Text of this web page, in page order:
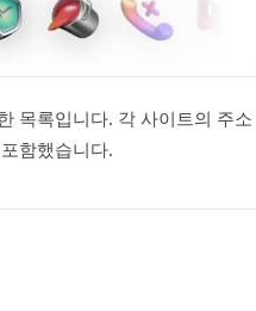
목록입니다. 각 사이트의 주소
함했습니다.